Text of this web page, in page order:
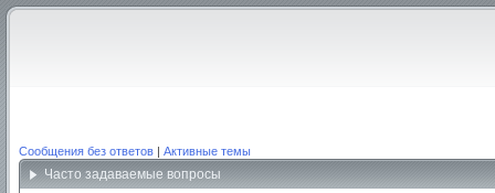
Сообщения без ответов | Активные темы
Часто задаваемые вопросы